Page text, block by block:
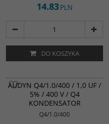
14.83PLN
DO KOSZYKA
AUDYN Q4/1.0/400 / 1,0 UF /
5% / 400 V / Q4
KONDENSATOR
Q4/1.0/400